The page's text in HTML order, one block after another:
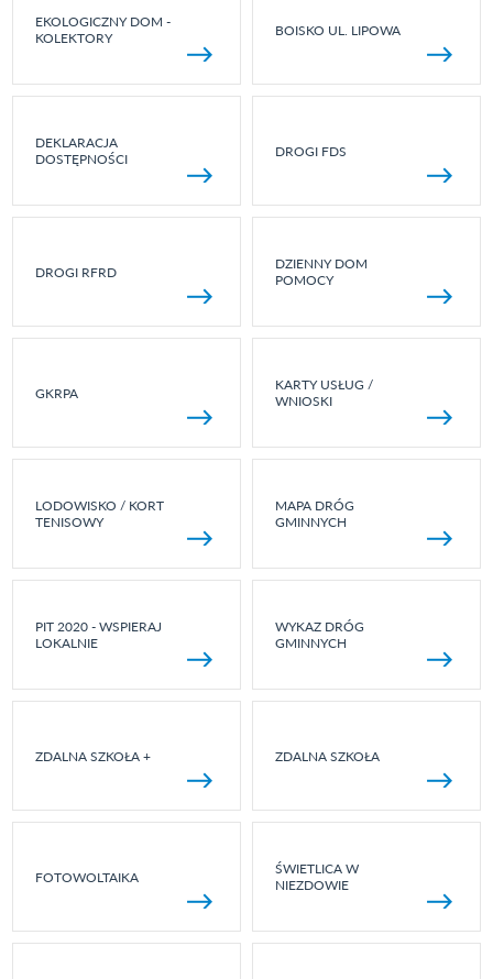
EKOLOGICZNY DOM -
KOLEKTORY
BOISKO UL. LIPOWA
DEKLARACJA
DOSTĘPNOŚCI
DROGI FDS
DROGI RFRD
DZIENNY DOM
POMOCY
GKRPA
KARTY USŁUG /
WNIOSKI
LODOWISKO / KORT
TENISOWY
MAPA DRÓG
GMINNYCH
PIT 2020 - WSPIERAJ
LOKALNIE
WYKAZ DRÓG
GMINNYCH
ZDALNA SZKOŁA + ZDALNA SZKOŁA
FOTOWOLTAIKA
ŚWIETLICA W
NIEZDOWIE